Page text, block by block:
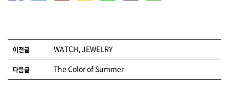
글 네비게이션
이전글 WATCH, JEWELRY
다음글 The Color of Summer